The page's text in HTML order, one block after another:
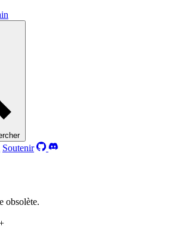
Soutenir
obsolète.